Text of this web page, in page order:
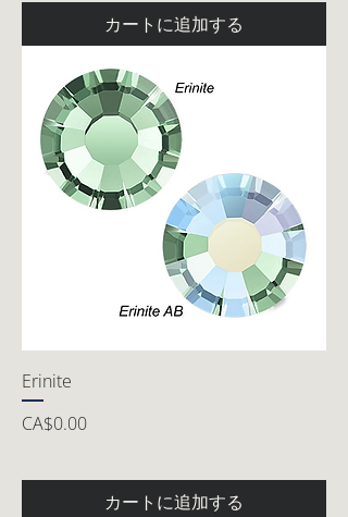
カートに追加する
Erinite
価格
CA$0.00
カートに追加する